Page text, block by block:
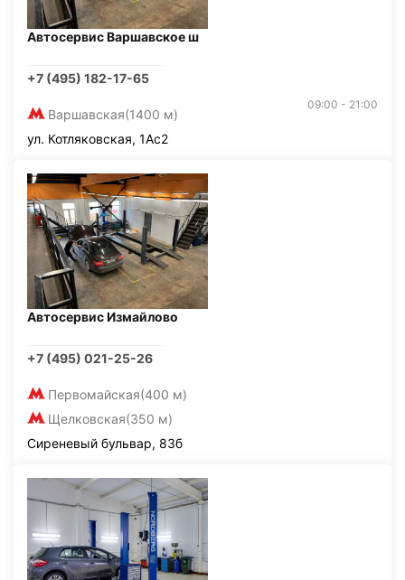
Автосервис Варшавское ш
+7 (495) 182-17-65
Варшавская(1400 м)
09:00 - 21:00
ул. Котляковская, 1Ас2
Автосервис Измайлово
+7 (495) 021-25-26
Первомайская(400 м)
Щелковская(350 м)
Сиреневый бульвар, 83б